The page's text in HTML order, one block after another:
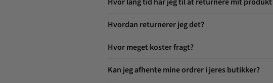
Hvordan returnerer jeg det?
Hvor meget koster fragt?
Kan jeg afhente mine ordrer i jeres butikker?